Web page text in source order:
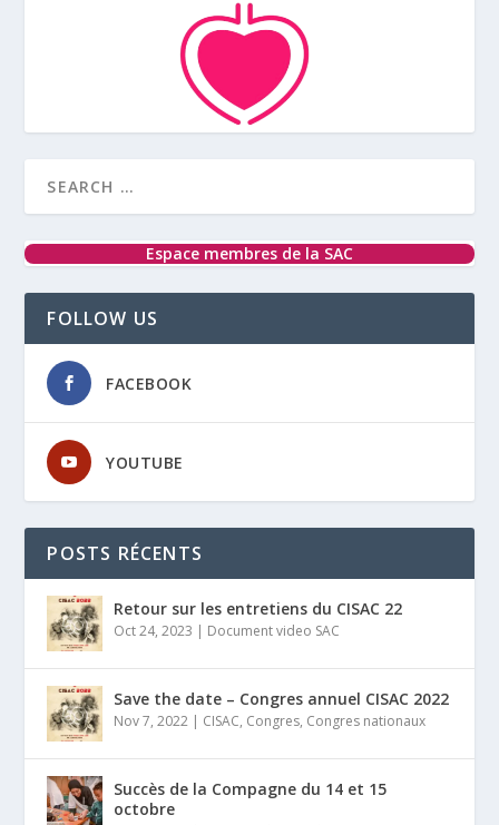
Espace membres de la SAC
FOLLOW US
FACEBOOK
YOUTUBE
POSTS RÉCENTS
Retour sur les entretiens du CISAC 22
Oct 24, 2023 | Document video SAC
Save the date – Congres annuel CISAC 2022
Nov 7, 2022 | CISAC, Congres, Congres nationaux
Succès de la Compagne du 14 et 15
octobre